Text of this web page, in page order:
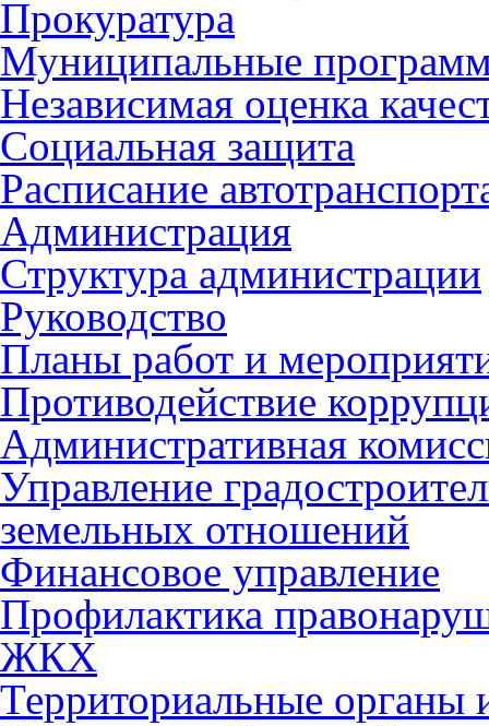
Прокуратура
Муниципальные
Независимая оценка
Социальная защита
Расписание
Администрация
Структура администрации
Руководство
Планы работ и
Противодействие
Административная
Управление
земельных отношений
Финансовое управление
Профилактика
ЖКХ
Территориальные органы